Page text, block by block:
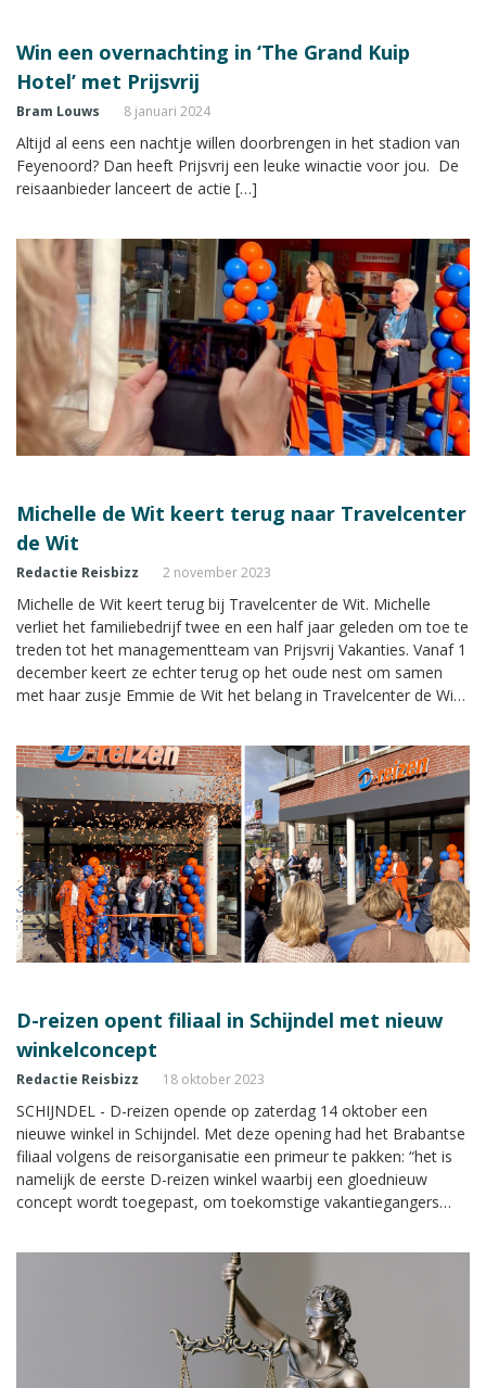
Win een overnachting in ‘The Grand Kuip
Hotel’ met Prijsvrij
Bram Louws 8 januari 2024
Altijd al eens een nachtje willen doorbrengen in het stadion van
Feyenoord? Dan heeft Prijsvrij een leuke winactie voor jou. De
reisaanbieder lanceert de actie […]
Michelle de Wit keert terug naar Travelcenter
de Wit
Redactie Reisbizz 2 november 2023
Michelle de Wit keert terug bij Travelcenter de Wit. Michelle
verliet het familiebedrijf twee en een half jaar geleden om toe te
treden tot het managementteam van Prijsvrij Vakanties. Vanaf 1
december keert ze echter terug op het oude nest om samen
met haar zusje Emmie de Wit het belang in Travelcenter de Wit
D-reizen opent filiaal in Schijndel met nieuw
winkelconcept
Redactie Reisbizz 18 oktober 2023
SCHIJNDEL - D-reizen opende op zaterdag 14 oktober een
nieuwe winkel in Schijndel. Met deze opening had het Brabantse
filiaal volgens de reisorganisatie een primeur te pakken: “het is
namelijk de eerste D-reizen winkel waarbij een gloednieuw
concept wordt toegepast, om toekomstige vakantiegangers